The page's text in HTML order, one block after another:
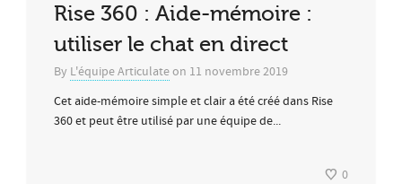
Rise 360 : Aide-mémoire :
utiliser le chat en direct
By L'équipe Articulateon 11 novembre 2019
Cet aide-mémoire simple et clair a été créé dans Rise
360 et peut être utilisé par une équipe de...
0